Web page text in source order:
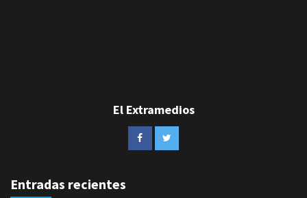
El Extramedios
Entradas recientes